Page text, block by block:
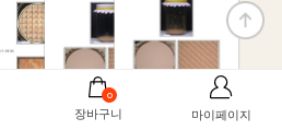
0
장바구니 마이페이지